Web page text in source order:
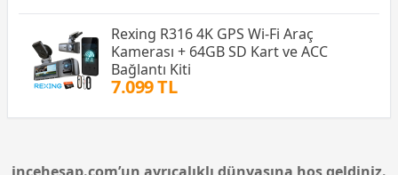
Rexing R316 4K GPS Wi-Fi Araç
Kamerası + 64GB SD Kart ve ACC
Bağlantı Kiti
7.099 TL